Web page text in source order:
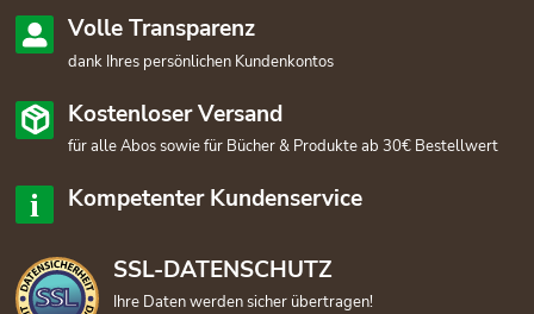
Volle Transparenz
dank Ihres persönlichen Kundenkontos
Kostenloser Versand
für alle Abos sowie für Bücher & Produkte ab 30€ Bestellwert
Kompetenter Kundenservice
SSL-DATENSCHUTZ
Ihre Daten werden sicher übertragen!